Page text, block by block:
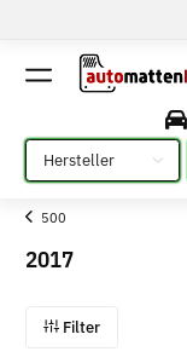
Bitte auswählen
500
2017
Filter